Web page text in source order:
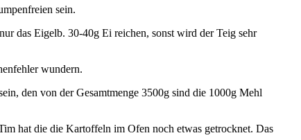
sein.
das Eigelb. 30-40g Ei reichen, sonst wird der Teig sehr
wundern.
den von der Gesamtmenge 3500g sind die 1000g Mehl
hat die die Kartoffeln im Ofen noch etwas getrocknet. Das